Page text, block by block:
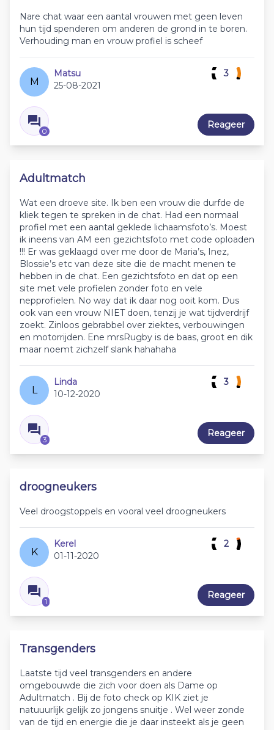
Nare chat waar een aantal vrouwen met geen leven
hun tijd spenderen om anderen de grond in te boren.
Verhouding man en vrouw profiel is scheef
M
Matsu
25-08-2021
0
3
Reageer
Adultmatch
Wat een droeve site. Ik ben een vrouw die durfde de
kliek tegen te spreken in de chat. Had een normaal
profiel met een aantal geklede lichaamsfoto’s. Moest
ik ineens van AM een gezichtsfoto met code oploaden
!!! Er was geklaagd over me door de Maria’s, Inez,
Blossie’s etc van deze site die de macht menen te
hebben in de chat. Een gezichtsfoto en dat op een
site met vele profielen zonder foto en vele
nepprofielen. No way dat ik daar nog ooit kom. Dus
ook van een vrouw NIET doen, tenzij je wat tijdverdrijf
zoekt. Zinloos gebrabbel over ziektes, verbouwingen
en motorrijden. Ene mrsRugby is de baas, groot en dik
maar noemt zichzelf slank hahahaha
L
Linda
10-12-2020
3
3
Reageer
droogneukers
Veel droogstoppels en vooral veel droogneukers
K
Kerel
01-11-2020
1
2
Reageer
Transgenders
Laatste tijd veel transgenders en andere
omgebouwde die zich voor doen als Dame op
Adultmatch . Bij de foto check op KIK ziet je
natuuurlijk gelijk zo jongens snuitje . Wel weer zonde
van de tijd en energie die je daar insteekt als je geen